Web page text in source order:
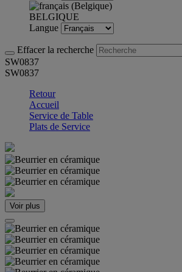
BELGIQUE
Langue
Effacer la recherche
SW0837
SW0837
Retour
Accueil
Service de Table
Plats de Service
Voir plus